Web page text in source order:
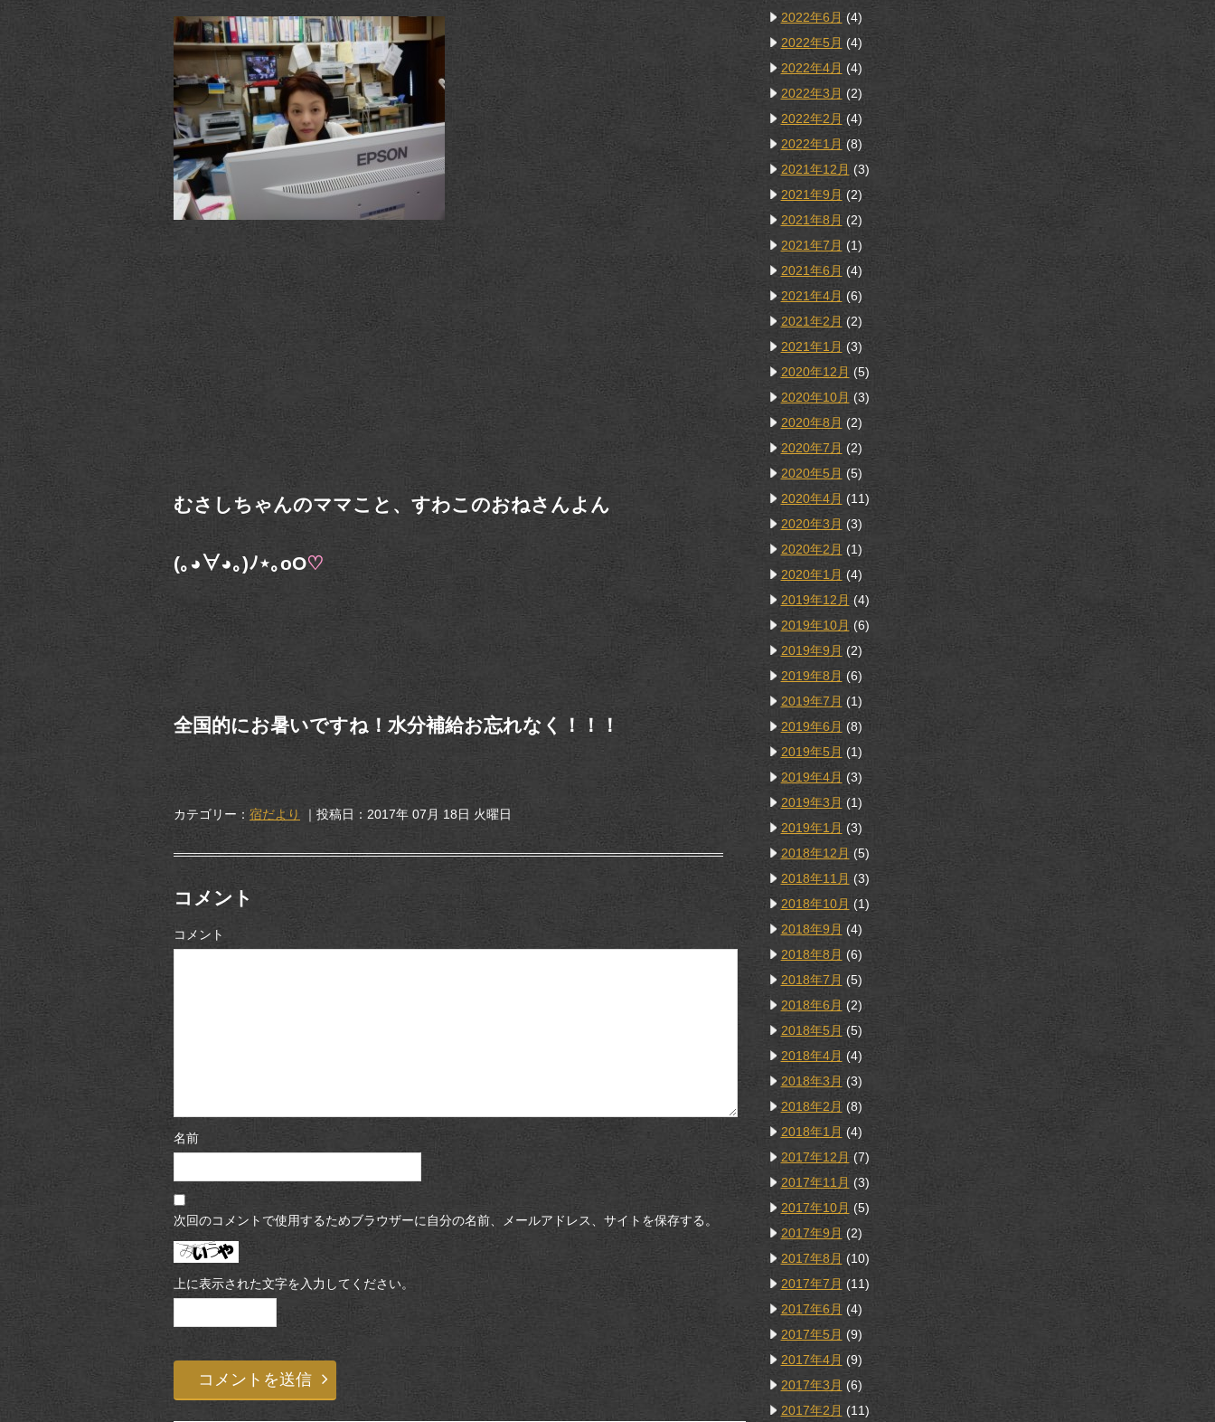
むさしちゃんのママこと、すわこのおねさんよん
(｡◕∀◕｡)ﾉ⋆｡оO♡
全国的にお暑いですね！水分補給お忘れなく！！！
カテゴリー： 宿だより ｜投稿日：2017年 07月 18日 火曜日
コメント
コメント
名前
次回のコメントで使用するためブラウザーに自分の名前、メールアドレス、サイトを保存する。
上に表示された文字を入力してください。
2022年6月 (4)
2022年5月 (4)
2022年4月 (4)
2022年3月 (2)
2022年2月 (4)
2022年1月 (8)
2021年12月 (3)
2021年9月 (2)
2021年8月 (2)
2021年7月 (1)
2021年6月 (4)
2021年4月 (6)
2021年2月 (2)
2021年1月(3)
2020年12月 (5)
2020年10月 (3)
2020年8月 (2)
2020年7月 (2)
2020年5月 (5)
2020年4月 (11)
2020年3月 (3)
2020年2月 (1)
2020年1月 (4)
2019年12月 (4)
2019年10月 (6)
2019年9月 (2)
2019年8月 (6)
2019年7月 (1)
2019年6月 (8)
2019年5月 (1)
2019年4月 (3)
2019年3月(1)
2019年1月 (3)
2018年12月 (5)
2018年11月 (3)
2018年10月 (1)
2018年9月 (4)
2018年8月 (6)
2018年7月 (5)
2018年6月 (2)
2018年5月 (5)
2018年4月 (4)
2018年3月 (3)
2018年2月 (8)
2018年1月 (4)
2017年12月 (7)
2017年11月 (3)
2017年10月 (5)
2017年9月 (2)
2017年8月 (10)
2017年7月 (11)
2017年6月 (4)
2017年5月 (9)
2017年4月 (9)
2017年3月 (6)
2017年2月 (11)